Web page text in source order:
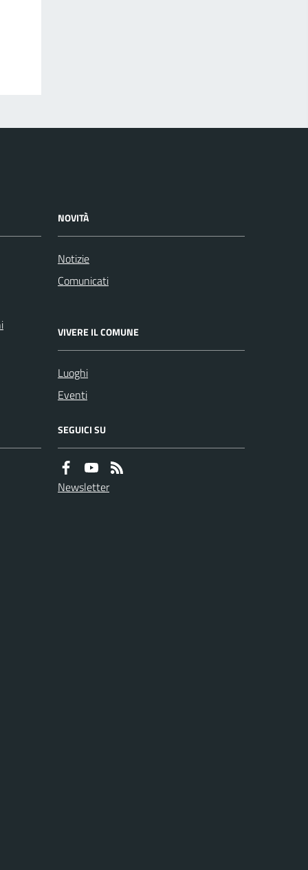
NOVITÀ
Notizie
Comunicati
VIVERE IL COMUNE
Luoghi
Eventi
SEGUICI SU
Newsletter